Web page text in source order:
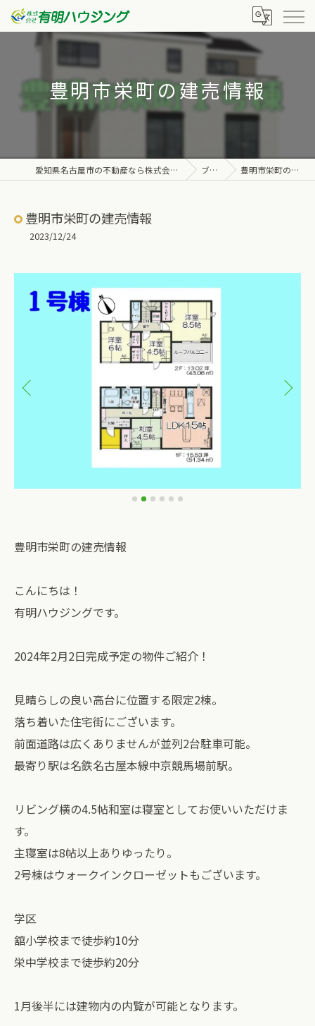
豊明市栄町の建売情報
愛知県名古屋市の不動産なら株式会社有明ハウジング ブログ 豊明市栄町の建売情報
豊明市栄町の建売情報
2023/12/24
豊明市栄町の建売情報
こんにちは！
有明ハウジングです。
2024年2月2日完成予定の物件ご紹介！
見晴らしの良い高台に位置する限定2棟。
落ち着いた住宅街にございます。
前面道路は広くありませんが並列2台駐車可能。
最寄り駅は名鉄名古屋本線中京競馬場前駅。
リビング横の4.5帖和室は寝室としてお使いいただけま
す。
主寝室は8帖以上ありゆったり。
2号棟はウォークインクローゼットもございます。
学区
舘小学校まで徒歩約10分
栄中学校まで徒歩約20分
1月後半には建物内の内覧が可能となります。